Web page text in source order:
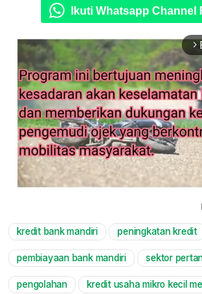
Ikuti Whatsapp Channel
arrow_forward_ios
kredit bank mandiri peningkatan kredit
pembiayaan bank mandiri sektor
pengolahan kredit usaha mikro kecil